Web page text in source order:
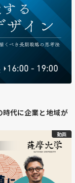
時代に企業と地域が
動画